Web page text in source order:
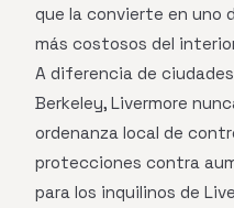
que la convierte en uno
más costosos del
A diferencia de
Berkeley, Livermore
ordenanza local de
protecciones contra
para los inquilinos de